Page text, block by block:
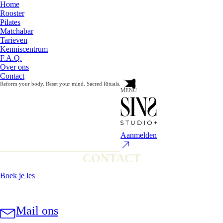
Home
Rooster
Pilates
Matchabar
Tarieven
Kenniscentrum
F.A.Q.
Over ons
Contact
Reform your body. Reset your mind. Sacred Rituals.
MENU
Aanmelden
CONTACT
Boek je les
Mail ons